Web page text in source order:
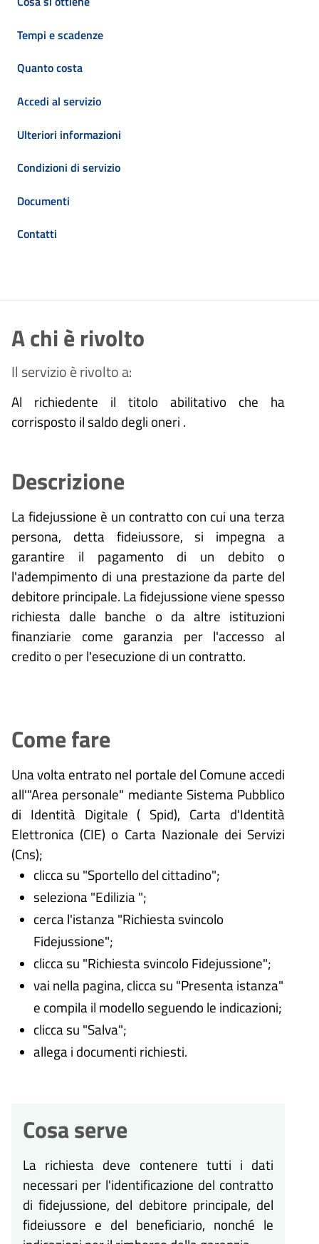
Tempi e scadenze
Quanto costa
Accedi al servizio
Ulteriori informazioni
Condizioni di servizio
Documenti
Contatti
A chi è rivolto
Il servizio è rivolto a:
Al richiedente il titolo abilitativo che ha
corrisposto il saldo degli oneri .
Descrizione
La fidejussione è un contratto con cui una terza
persona, detta fideiussore, si impegna a
garantire il pagamento di un debito o
l'adempimento di una prestazione da parte del
debitore principale. La fidejussione viene spesso
richiesta dalle banche o da altre istituzioni
finanziarie come garanzia per l'accesso al
credito o per l'esecuzione di un contratto.
Come fare
Una volta entrato nel portale del Comune accedi
all'"Area personale" mediante Sistema Pubblico
di Identità Digitale ( Spid), Carta d'Identità
Elettronica (CIE) o Carta Nazionale dei Servizi
(Cns);
clicca su "Sportello del cittadino";
seleziona "Edilizia ";
cerca l'istanza "Richiesta svincolo
Fidejussione";
clicca su "Richiesta svincolo Fidejussione";
vai nella pagina, clicca su "Presenta istanza"
e compila il modello seguendo le indicazioni;
clicca su "Salva";
allega i documenti richiesti.
Cosa serve
La richiesta deve contenere tutti i dati
necessari per l'identificazione del contratto
di fidejussione, del debitore principale, del
fideiussore e del beneficiario, nonché le